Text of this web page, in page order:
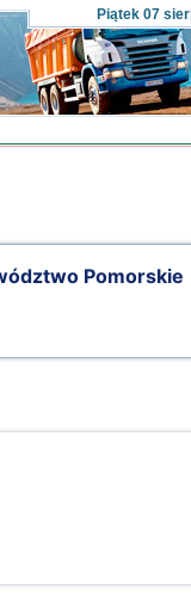
Piątek07
Pomorskie